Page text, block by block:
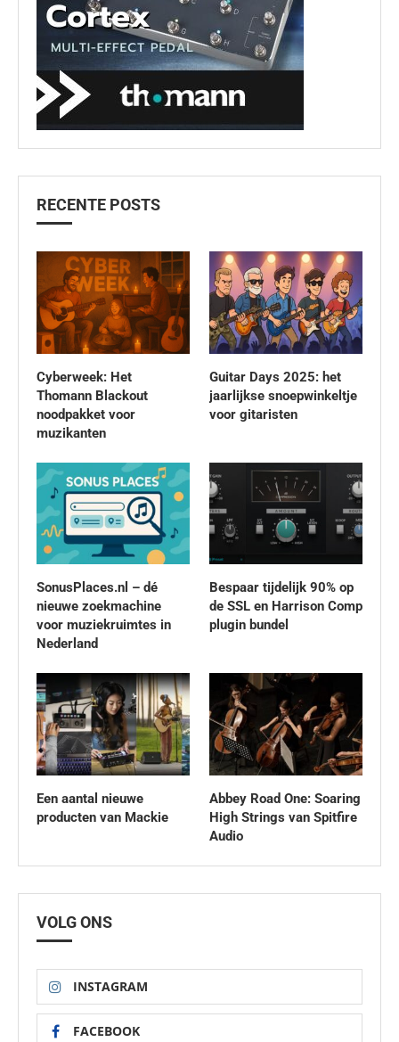
RECENTE POSTS
Cyberweek: Het
Thomann Blackout
noodpakket voor
muzikanten
Guitar Days 2025: het
jaarlijkse snoepwinkeltje
voor gitaristen
SonusPlaces.nl – dé
nieuwe zoekmachine
voor muziekruimtes in
Nederland
Bespaar tijdelijk 90% op
de SSL en Harrison Comp
plugin bundel
Een aantal nieuwe
producten van Mackie
Abbey Road One: Soaring
High Strings van Spitfire
Audio
VOLG ONS
INSTAGRAM
FACEBOOK